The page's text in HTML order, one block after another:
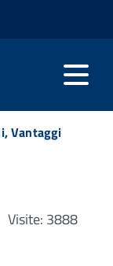
Vantaggi
Visite: 3888